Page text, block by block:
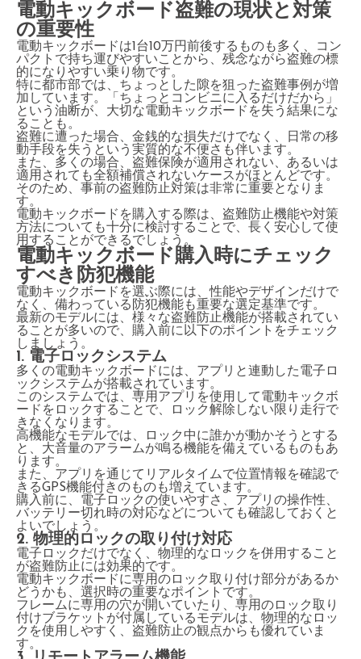
電動キックボード盗難の現状と対策
の重要性
電動キックボードは1台10万円前後するものも多く、コン
パクトで持ち運びやすいことから、残念ながら盗難の標
的になりやすい乗り物です。
特に都市部では、ちょっとした隙を狙った盗難事例が増
加しています。「ちょっとコンビニに入るだけだから」
という油断が、大切な電動キックボードを失う結果にな
ることも。
盗難に遭った場合、金銭的な損失だけでなく、日常の移
動手段を失うという実質的な不便さも伴います。
また、多くの場合、盗難保険が適用されない、あるいは
適用されても全額補償されないケースがほとんどです。
そのため、事前の盗難防止対策は非常に重要となりま
す。
電動キックボードを購入する際は、盗難防止機能や対策
方法についても十分に検討することで、長く安心して使
用することができるでしょう。
電動キックボード購入時にチェック
すべき防犯機能
電動キックボードを選ぶ際には、性能やデザインだけで
なく、備わっている防犯機能も重要な選定基準です。
最新のモデルには、様々な盗難防止機能が搭載されてい
ることが多いので、購入前に以下のポイントをチェック
しましょう。
1. 電子ロックシステム
多くの電動キックボードには、アプリと連動した電子ロ
ックシステムが搭載されています。
このシステムでは、専用アプリを使用して電動キックボ
ードをロックすることで、ロック解除しない限り走行で
きなくなります。
高機能なモデルでは、ロック中に誰かが動かそうとする
と、大音量のアラームが鳴る機能を備えているものもあ
ります。
また、アプリを通じてリアルタイムで位置情報を確認で
きるGPS機能付きのものも増えています。
購入前に、電子ロックの使いやすさ、アプリの操作性、
バッテリー切れ時の対応などについても確認しておくと
よいでしょう。
2. 物理的ロックの取り付け対応
電子ロックだけでなく、物理的なロックを併用すること
が盗難防止には効果的です。
電動キックボードに専用のロック取り付け部分があるか
どうかも、選択時の重要なポイントです。
フレームに専用の穴が開いていたり、専用のロック取り
付けブラケットが付属しているモデルは、物理的なロッ
クを使用しやすく、盗難防止の観点からも優れていま
す。